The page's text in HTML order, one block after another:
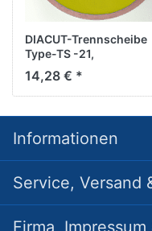
DIACUT-Trennscheibe
Type-TS -21,
D150/25,4mm
14,28 € *
Informationen
Service, Versand